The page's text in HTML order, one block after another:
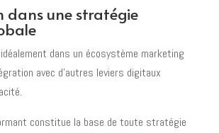
dans une stratégie
dans un écosystème marketing
avec d'autres leviers digitaux
constitue la base de toute stratégie